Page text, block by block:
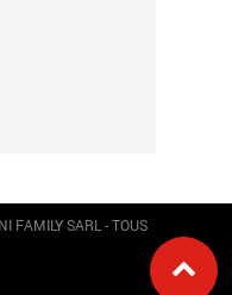
FAMILY SARL - TOUS